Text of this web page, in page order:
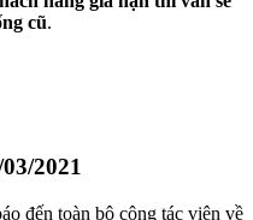
cũ.
2021
đến toàn bộ cộng tác viên về